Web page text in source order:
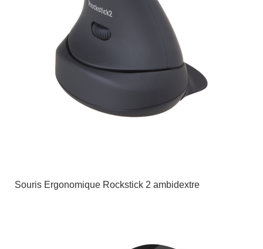
Souris Ergonomique Rockstick 2 ambidextre